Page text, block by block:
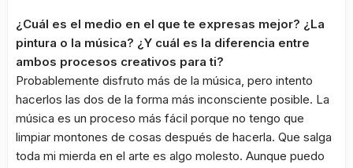
¿Cuál es el medio en el que te expresas mejor? ¿La
pintura o la música? ¿Y cuál es la diferencia entre
ambos procesos creativos para ti?
Probablemente disfruto más de la música, pero intento
hacerlos las dos de la forma más inconsciente posible. La
música es un proceso más fácil porque no tengo que
limpiar montones de cosas después de hacerla. Que salga
toda mi mierda en el arte es algo molesto. Aunque puedo